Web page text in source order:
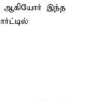
இந்த